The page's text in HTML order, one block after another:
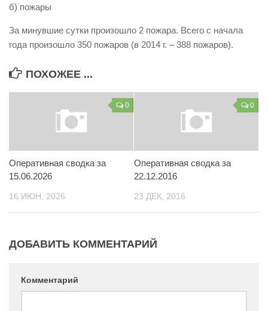
Наша работа
Обращения
б) пожары
За минувшие сутки произошло 2 пожара. Всего с начала
года произошло 350 пожаров (в 2014 г. – 388 пожаров).
ПОХОЖЕЕ ...
0
Оперативная сводка за
15.06.2026
16 ИЮН, 2026
0
Оперативная сводка за
22.12.2016
23 ДЕК, 2016
ДОБАВИТЬ КОММЕНТАРИЙ
Комментарий